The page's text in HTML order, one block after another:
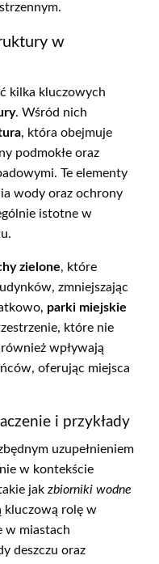
w
kilka kluczowych
. Wśród nich
, która obejmuje
podmokłe oraz
Te elementy
wody oraz ochrony
istotne w
zielone, które
zmniejszając
parki miejskie
które nie
wpływają
oferując miejsca
i przykłady
uzupełnieniem
w kontekście
jak zbiorniki wodne
kluczową rolę w
w miastach
deszczu oraz